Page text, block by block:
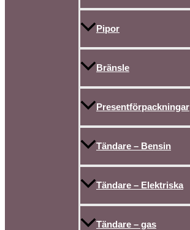
Pipor
Bränsle
Presentförpackningar
Tändare – Bensin
Tändare – Elektriska
Tändare – gas